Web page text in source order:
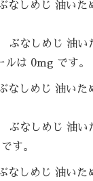
なしめじ 油いた
ぶなしめじ 油
ルは 0mg です。
なしめじ 油いた
ぶなしめじ 油
す。
なしめじ 油いた